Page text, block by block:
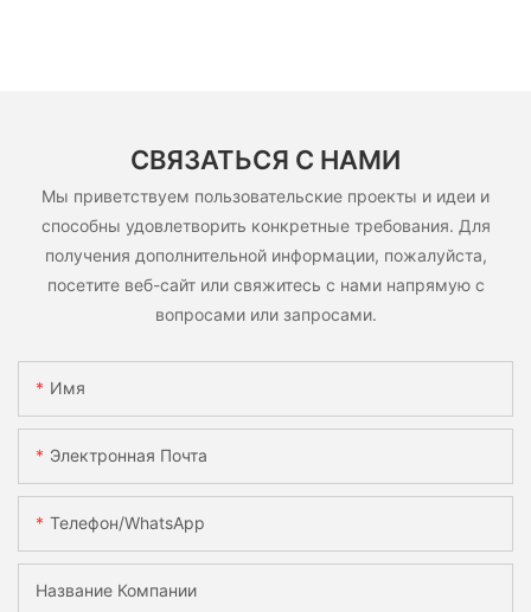
СВЯЗАТЬСЯ С НАМИ
Мы приветствуем пользовательские проекты и идеи и
способны удовлетворить конкретные требования. Для
получения дополнительной информации, пожалуйста,
посетите веб-сайт или свяжитесь с нами напрямую с
вопросами или запросами.
Имя
Электронная Почта
Телефон/WhatsApp
Название Компании